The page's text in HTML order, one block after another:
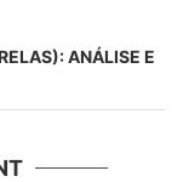
ANÁLISE E